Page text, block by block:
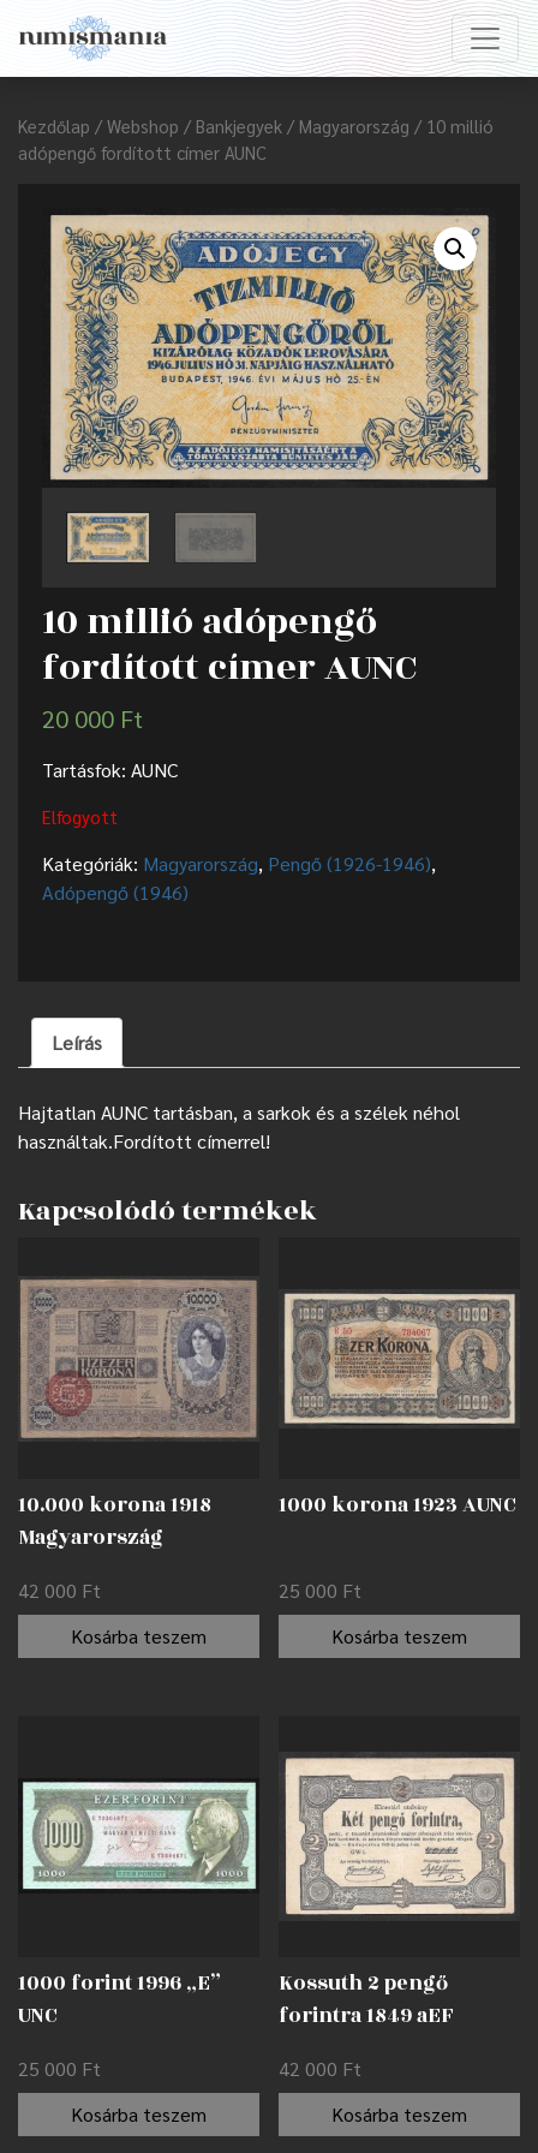
Kezdőlap / Webshop / Bankjegyek / Magyarország / 10 millió
adópengő fordított címer AUNC
10 millió adópengő
fordított címer AUNC
20 000 Ft
Tartásfok: AUNC
Elfogyott
Kategóriák: Magyarország, Pengő (1926-1946),
Adópengő (1946)
Leírás
Hajtatlan AUNC tartásban, a sarkok és a szélek néhol
használtak.Fordított címerrel!
Kapcsolódó termékek
10.000 korona 1918
Magyarország
42 000 Ft
Kosárba teszem
1000 korona 1923 AUNC
25 000 Ft
Kosárba teszem
1000 forint 1996 „E”
UNC
25 000 Ft
Kosárba teszem
Kossuth 2 pengő
forintra 1849 aEF
42 000 Ft
Kosárba teszem